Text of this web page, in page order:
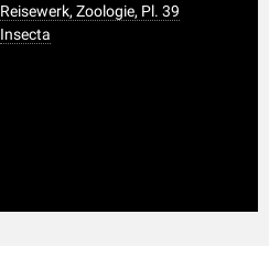
Reisewerk, Zoologie, Pl. 39
Insecta